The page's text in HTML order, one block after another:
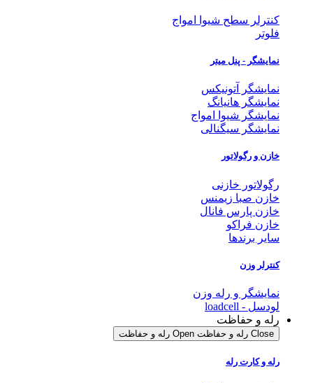
کنترلر سطح شیوا امواج
فلوتر
نمایشگر - پنل میتر
نمایشگر آتونیکس
نمایشگر هانیانگ
نمایشگر شیوا امواج
نمایشگر سیگنالی
خازن و رگولاتور
رگولاتور خازنی
خازن صبا زیمنس
خازن پارس فانال
خازن فراکو
سایر برندها
کنترلر وزن
نمایشگر و رله وزن
لودسل - loadcell
رله و حفاظت
Close رله و حفاظت Open رله و حفاظت
رله و کارت رله